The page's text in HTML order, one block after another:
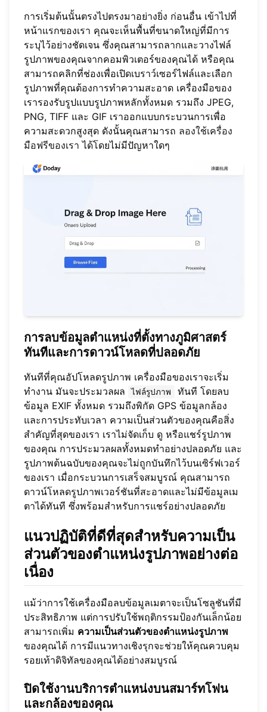
การเริ่มต้นนั้นตรงไปตรงมาอย่างยิ่ง ก่อนอื่น เข้าไปที่
หน้าแรกของเรา คุณจะเห็นพื้นที่ขนาดใหญ่ที่มีการ
ระบุไว้อย่างชัดเจน ซึ่งคุณสามารถลากและวางไฟล์
รูปภาพของคุณจากคอมพิวเตอร์ของคุณได้ หรือคุณ
สามารถคลิกที่ช่องเพื่อเปิดเบราว์เซอร์ไฟล์และเลือก
รูปภาพที่คุณต้องการทำความสะอาด เครื่องมือของ
เรารองรับรูปแบบรูปภาพหลักทั้งหมด รวมถึง JPEG,
PNG, TIFF และ GIF เราออกแบบกระบวนการเพื่อ
ความสะดวกสูงสุด ดังนั้นคุณสามารถ ลองใช้เครื่อง
มือฟรีของเรา ได้โดยไม่มีปัญหาใดๆ
การลบข้อมูลตำแหน่งที่ตั้งทางภูมิศาสตร์
ทันทีและการดาวน์โหลดที่ปลอดภัย
ทันทีที่คุณอัปโหลดรูปภาพ เครื่องมือของเราจะเริ่ม
ทำงาน มันจะประมวลผล
ไฟล์รูปภาพ
ทันที โดยลบ
ข้อมูล EXIF ทั้งหมด รวมถึงพิกัด GPS ข้อมูลกล้อง
และการประทับเวลา ความเป็นส่วนตัวของคุณคือสิ่ง
สำคัญที่สุดของเรา เราไม่จัดเก็บ ดู หรือแชร์รูปภาพ
ของคุณ การประมวลผลทั้งหมดทำอย่างปลอดภัย และ
รูปภาพต้นฉบับของคุณจะไม่ถูกบันทึกไว้บนเซิร์ฟเวอร์
ของเรา เมื่อกระบวนการเสร็จสมบูรณ์ คุณสามารถ
ดาวน์โหลดรูปภาพเวอร์ชันที่สะอาดและไม่มีข้อมูลเม
ตาได้ทันที ซึ่งพร้อมสำหรับการแชร์อย่างปลอดภัย
แนวปฏิบัติที่ดีที่สุดสำหรับความเป็น
ส่วนตัวของตำแหน่งรูปภาพอย่างต่อ
เนื่อง
แม้ว่าการใช้เครื่องมือลบข้อมูลเมตาจะเป็นโซลูชันที่มี
ประสิทธิภาพ แต่การปรับใช้พฤติกรรมป้องกันเล็กน้อย
สามารถเพิ่ม ความเป็นส่วนตัวของตำแหน่งรูปภาพ
ของคุณได้ การมีแนวทางเชิงรุกจะช่วยให้คุณควบคุม
รอยเท้าดิจิทัลของคุณได้อย่างสมบูรณ์
ปิดใช้งานบริการตำแหน่งบนสมาร์ทโฟน
และกล้องของคุณ